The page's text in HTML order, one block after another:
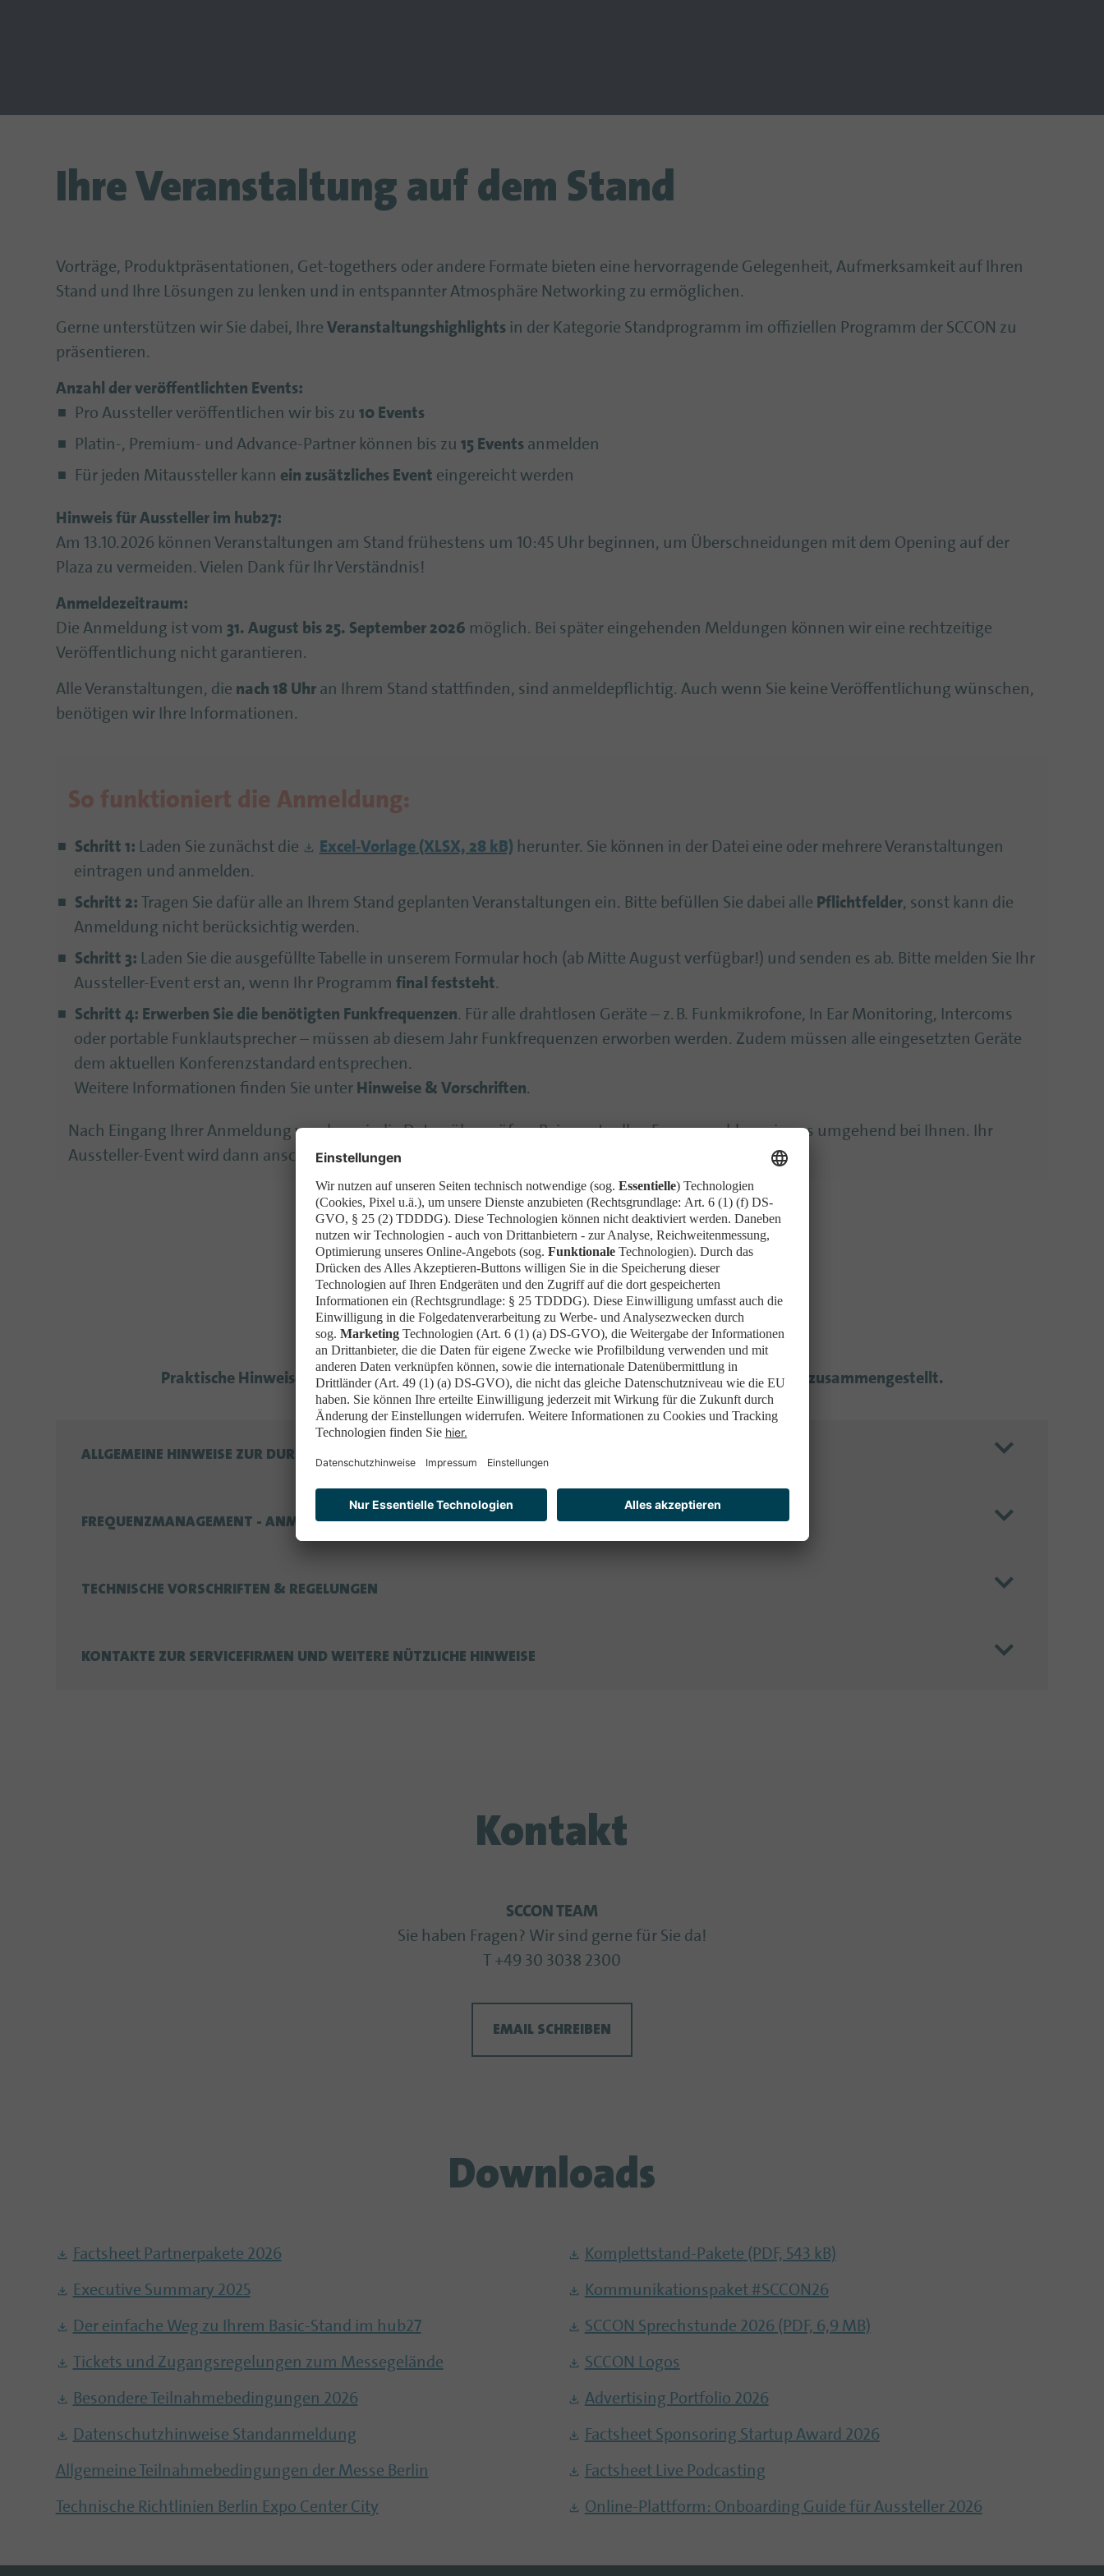
Ihre Veranstaltung auf dem Stand
Vorträge, Produktpräsentationen, Get-togethers oder andere Formate bieten eine hervorragende Gelegenheit, Aufmerksamkeit auf Ihren
Stand und Ihre Lösungen zu lenken und in entspannter Atmosphäre Networking zu ermöglichen.
Gerne unterstützen wir Sie dabei, Ihre Veranstaltungshighlightsin der Kategorie Standprogramm im offiziellen Programm der SCCON zu
präsentieren.
Anzahl der veröffentlichten Events:
Pro Aussteller veröffentlichen wir bis zu 10 Events
Platin-, Premium- und Advance-Partner können bis zu 15 Eventsanmelden
Für jeden Mitaussteller kann ein zusätzliches Event eingereicht werden
Hinweis für Aussteller im hub27:
Am 13.10.2026 können Veranstaltungen am Stand frühestens um 10:45 Uhr beginnen, um Überschneidungen mit dem Opening auf der
Plaza zu vermeiden. Vielen Dank für Ihr Verständnis!
Anmeldezeitraum:
Die Anmeldung ist vom 31. August bis 25. September 2026 möglich. Bei später eingehenden Meldungen können wir eine rechtzeitige
Veröffentlichung nicht garantieren.
Alle Veranstaltungen, die nach 18 Uhr an Ihrem Stand stattfinden, sind anmeldepflichtig. Auch wenn Sie keine Veröffentlichung wünschen,
benötigen wir Ihre Informationen.
So funktioniert die Anmeldung:
Schritt 1: Laden Sie zunächst die Excel-Vorlage(XLSX, 28 kB) herunter. Sie können in der Datei eine oder mehrere Veranstaltungen
eintragen und anmelden.
Schritt 2: Tragen Sie dafür alle an Ihrem Stand geplanten Veranstaltungen ein. Bitte befüllen Sie dabei alle Pflichtfelder, sonst kann die
Anmeldung nicht berücksichtig werden.
Schritt 3: Laden Sie die ausgefüllte Tabelle in unserem Formular hoch (ab Mitte August verfügbar!) und senden es ab. Bitte melden Sie Ihr
Aussteller-Event erst an, wenn Ihr Programm final feststeht.
Schritt 4: Erwerben Sie die benötigten Funkfrequenzen. Für alle drahtlosen Geräte – z. B. Funkmikrofone, In Ear Monitoring, Intercoms
oder portable Funklautsprecher – müssen ab diesem Jahr Funkfrequenzen erworben werden. Zudem müssen alle eingesetzten Geräte
dem aktuellen Konferenzstandard entsprechen.
Weitere Informationen finden Sie unter Hinweise & Vorschriften.
Nach Eingang Ihrer Anmeldung werden wir die Daten überprüfen. Bei eventuellen Fragen melden wir uns umgehend bei Ihnen. Ihr
Aussteller-Event wird dann anschließend in unser Programm aufgenommen.
Hinweise & Vorschriften
Praktische Hinweise zur Durchführung von Veranstaltungen am Stand haben wir für Sie hier zusammengestellt.
ALLGEMEINE HINWEISE ZUR DURCHFÜHRUNG VON VERANSTALTUNGEN AM STAND
FREQUENZMANAGEMENT - ANMELDUNG VON FUNKBASIERTEN GERÄTEN
TECHNISCHE VORSCHRIFTEN & REGELUNGEN
KONTAKTE ZUR SERVICEFIRMEN UND WEITERE NÜTZLICHE HINWEISE
Kontakt
SCCON TEAM
Sie haben Fragen? Wir sind gerne für Sie da!
T +49 30 3038 2300
EMAIL SCHREIBEN
Downloads
Factsheet Partnerpakete 2026
Executive Summary 2025
Der einfache Weg zu Ihrem Basic-Stand im hub27
Tickets und Zugangsregelungen zum Messegelände
Besondere Teilnahmebedingungen 2026
Datenschutzhinweise Standanmeldung
Allgemeine Teilnahmebedingungen der Messe Berlin
Technische Richtlinien Berlin Expo Center City
Komplettstand-Pakete (PDF, 543 kB)
Kommunikationspaket #SCCON26
SCCON Sprechstunde 2026 (PDF, 6,9 MB)
SCCON Logos
Advertising Portfolio 2026
Factsheet Sponsoring Startup Award 2026
Factsheet Live Podcasting
Online-Plattform: Onboarding Guide für Aussteller 2026